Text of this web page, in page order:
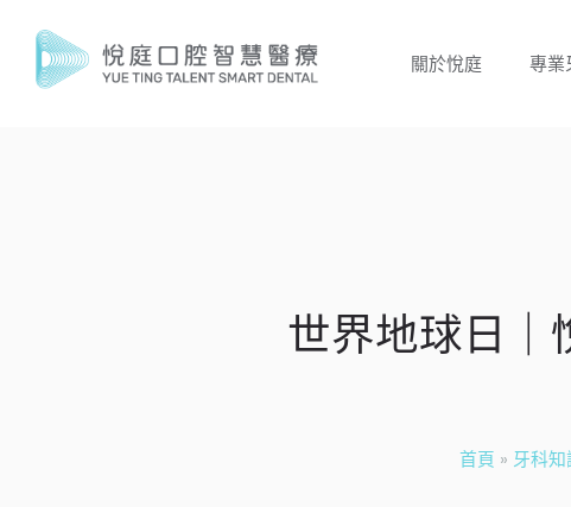
關於悅庭 專業
世界地球日｜
首頁 » 牙科